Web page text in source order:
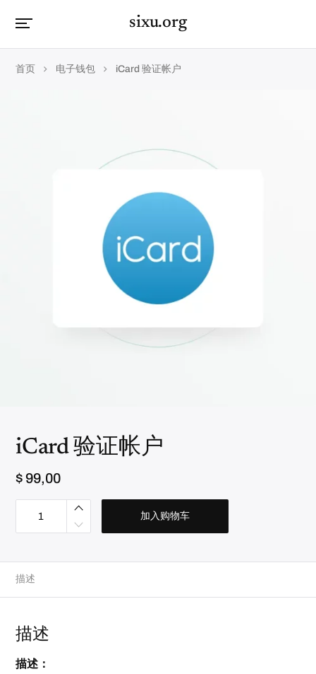
sixu.org
首页 电子钱包 iCard 验证帐户
iCard 验证帐户
$99,00
r
证
帐
户
加入购物车
描述
描述
描述：